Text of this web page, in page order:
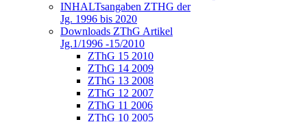
INHALTsangaben ZTHG der
Jg. 1996 bis 2020
Downloads ZThG Artikel
Jg.1/1996 -15/2010
ZThG 15 2010
ZThG 14 2009
ZThG 13 2008
ZThG 12 2007
ZThG 11 2006
ZThG 10 2005